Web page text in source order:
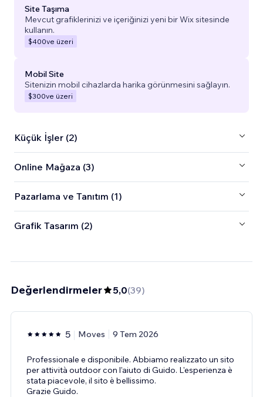
Site Taşıma
Mevcut grafiklerinizi ve içeriğinizi yeni bir Wix sitesinde
kullanın.
$400ve üzeri
Mobil Site
Sitenizin mobil cihazlarda harika görünmesini sağlayın.
$300ve üzeri
Küçük İşler (2)
Online Mağaza (3)
Pazarlama ve Tanıtım (1)
Grafik Tasarım (2)
Değerlendirmeler 5,0(39)
5 Moves 9 Tem 2026
Professionale e disponibile. Abbiamo realizzato un sito
per attività outdoor con l'aiuto di Guido. L'esperienza è
stata piacevole, il sito è bellissimo.
Grazie Guido.